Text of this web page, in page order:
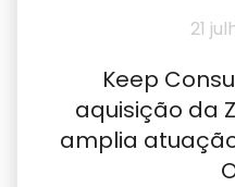
21
Keep
aquisição da
amplia